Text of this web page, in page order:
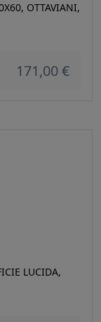
OTTAVIANI,
171,00 €
LUCIDA,